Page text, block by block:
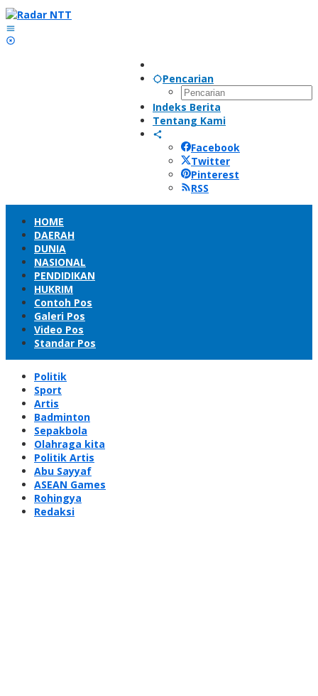
Lewati
ke
konten
Pencarian
Indeks Berita
Tentang Kami
Facebook
Twitter
Pinterest
RSS
HOME
DAERAH
DUNIA
NASIONAL
PENDIDIKAN
HUKRIM
Contoh Pos
Galeri Pos
Video Pos
Standar Pos
Politik
Sport
Artis
Badminton
Sepakbola
Olahraga kita
Politik Artis
Abu Sayyaf
ASEAN Games
Rohingya
Redaksi